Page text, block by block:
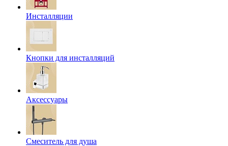
Инсталляции
Кнопки для инсталляций
Аксессуары
Смеситель для душа